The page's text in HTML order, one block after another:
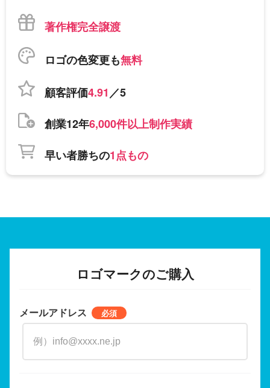
著作権完全譲渡
ロゴの色変更も無料
顧客評価4.91／5
創業12年6,000件以上制作実績
早い者勝ちの1点もの
ロゴマークのご購入
メールアドレス